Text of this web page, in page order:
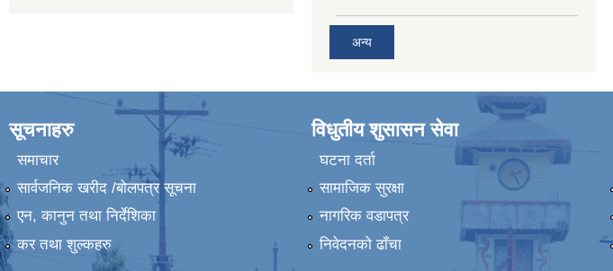
अन्य
सूचनाहरु
समाचार
सार्वजनिक खरीद /बोलपत्र सूचना
एन, कानुन तथा निर्देशिका
कर तथा शुल्कहरु
विधुतीय शुसासन सेवा
घटना दर्ता
सामाजिक सुरक्षा
नागरिक वडापत्र
निवेदनको ढाँचा